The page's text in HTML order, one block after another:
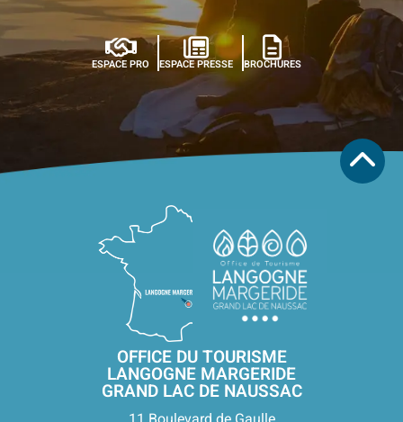
ESPACE PRO ESPACE PRESSE BROCHURES
OFFICE DU TOURISME
LANGOGNE MARGERIDE
GRAND LAC DE NAUSSAC